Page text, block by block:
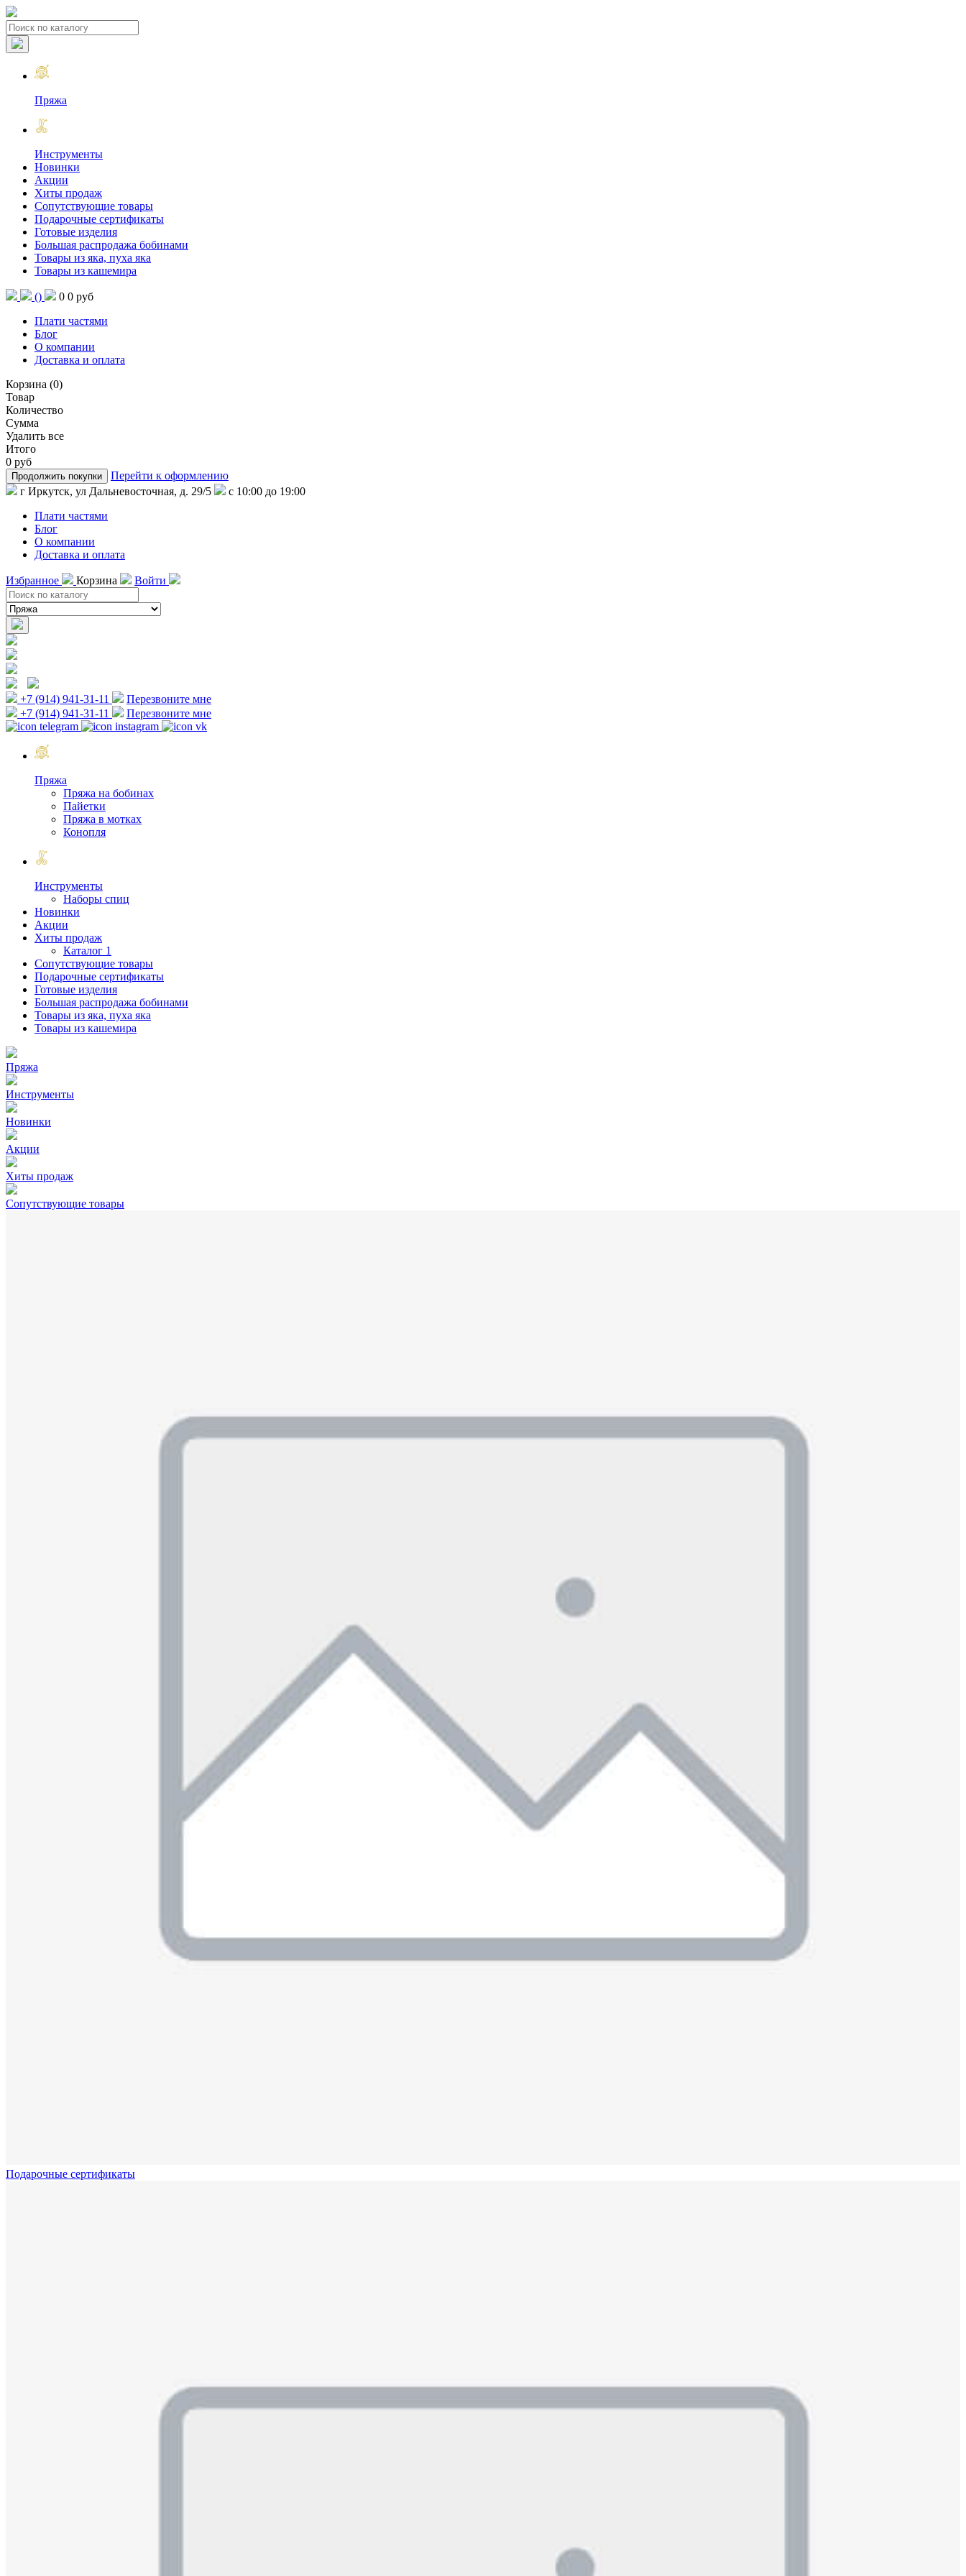
Пряжа
Инструменты
Новинки
Акции
Хиты продаж
Сопутствующие товары
Подарочные сертификаты
Готовые изделия
Большая распродажа бобинами
Товары из яка, пуха яка
Товары из кашемира
() 0 0 руб
Плати частями
Блог
О компании
Доставка и оплата
Корзина (0)
Товар
Количество
Сумма
Удалить все
Итого
0 руб
Продолжить покупки
Перейти к оформлению
г Иркутск, ул Дальневосточная, д. 29/5
с 10:00 до 19:00
Плати частями
Блог
О компании
Доставка и оплата
Избранное Корзина Войти
+7 (914) 941-31-11
Перезвоните мне
+7 (914) 941-31-11
Перезвоните мне
Пряжа
Пряжа на бобинах
Пайетки
Пряжа в мотках
Конопля
Инструменты
Наборы спиц
Новинки
Акции
Хиты продаж
Каталог 1
Сопутствующие товары
Подарочные сертификаты
Готовые изделия
Большая распродажа бобинами
Товары из яка, пуха яка
Товары из кашемира
Пряжа
Инструменты
Новинки
Акции
Хиты продаж
Сопутствующие товары
Подарочные сертификаты